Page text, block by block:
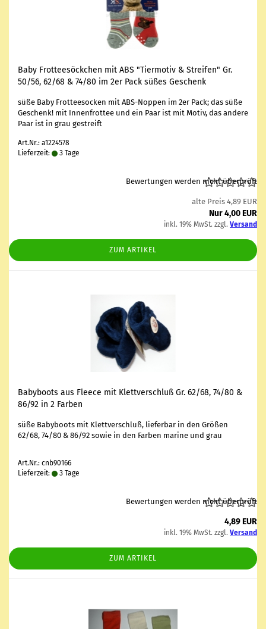
Baby Frot­tee­söck­chen mit ABS "Tier­mo­tiv & Strei­fen" Gr.
50/56, 62/68 & 74/80 im 2er Pack süßes Ge­schenk
süße Baby Frot­tee­so­cken mit ABS-​Noppen im 2er Pack; das süße
Ge­schenk! mit In­nen­frot­tee und ein Paar ist mit Motiv, das an­de­re
Paar ist in grau ge­streift
Art.Nr.: a1224578
Lieferzeit:
3 Tage
Bewertungen werden nicht überprüft
alte Preis 4,89 EUR
Nur 4,00 EUR
inkl. 19% MwSt. zzgl. Versand
ZUM ARTIKEL
Ba­by­boots aus Fleece mit Klett­ver­schluß Gr. 62/68, 74/80 &
86/92 in 2 Far­ben
süße Ba­by­boots mit Klett­ver­schluß, lie­fer­bar in den Grö­ßen
62/68, 74/80 & 86/92 sowie in den Far­ben ma­ri­ne und grau
Art.Nr.: cnb90166
Lieferzeit:
3 Tage
Bewertungen werden nicht überprüft
4,89 EUR
inkl. 19% MwSt. zzgl. Versand
ZUM ARTIKEL